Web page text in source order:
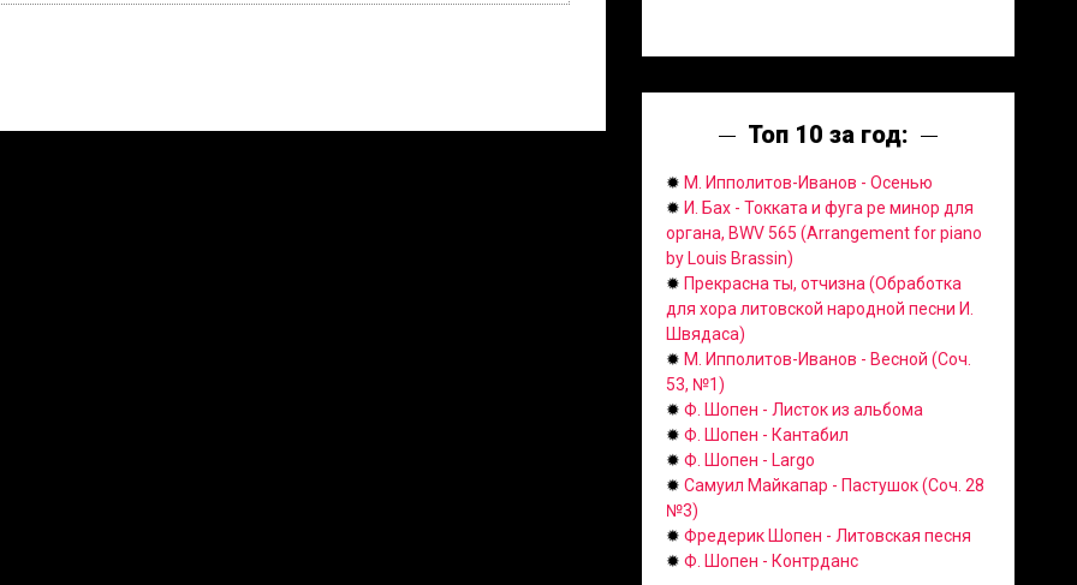
Топ 10 за год:
✹ М. Ипполитов-Иванов - Осенью
✹ И. Бах - Токката и фуга ре минор для
органа, BWV 565 (Arrangement for piano
by Louis Brassin)
✹ Прекрасна ты, отчизна (Обработка
для хора литовской народной песни И.
Швядаса)
✹ М. Ипполитов-Иванов - Весной (Соч.
53, №1)
✹ Ф. Шопен - Листок из альбома
✹ Ф. Шопен - Кантабил
✹ Ф. Шопен - Largo
✹ Самуил Майкапар - Пастушок (Соч. 28
№3)
✹ Фредерик Шопен - Литовская песня
✹ Ф. Шопен - Контрданс